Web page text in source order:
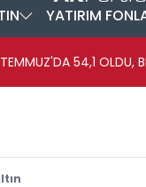
YATIRIM
54,1 OLDU,